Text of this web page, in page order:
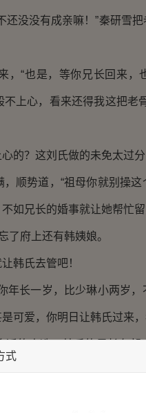
没没有成亲嘛！”秦研雪把
“也是，等你兄长回来，
上心，看来还得我这把老
？这刘氏做的未免太过分
势道，“祖母你就别操这
如兄长的婚事就让她帮忙
府上还有韩姨娘。
韩氏去管吧！
长一岁，比少琳小两岁，
可爱，你明日让韩氏过来
人选，韩氏的兄长在朝
个很好的亲家。
，亲上加亲，二来可以避
式